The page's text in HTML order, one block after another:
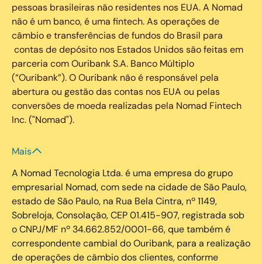
pessoas brasileiras não residentes nos EUA. A Nomad
não é um banco, é uma fintech. As operações de
câmbio e transferências de fundos do Brasil para
contas de depósito nos Estados Unidos são feitas em
parceria com Ouribank S.A. Banco Múltiplo
(“Ouribank”). O Ouribank não é responsável pela
abertura ou gestão das contas nos EUA ou pelas
conversões de moeda realizadas pela Nomad Fintech
Inc. ("Nomad").
Mais
A Nomad Tecnologia Ltda. é uma empresa do grupo
empresarial Nomad, com sede na cidade de São Paulo,
estado de São Paulo, na Rua Bela Cintra, nº 1149,
Sobreloja, Consolação, CEP 01.415-907, registrada sob
o CNPJ/MF nº 34.662.852/0001-66, que também é
correspondente cambial do Ouribank, para a realização
de operações de câmbio dos clientes, conforme